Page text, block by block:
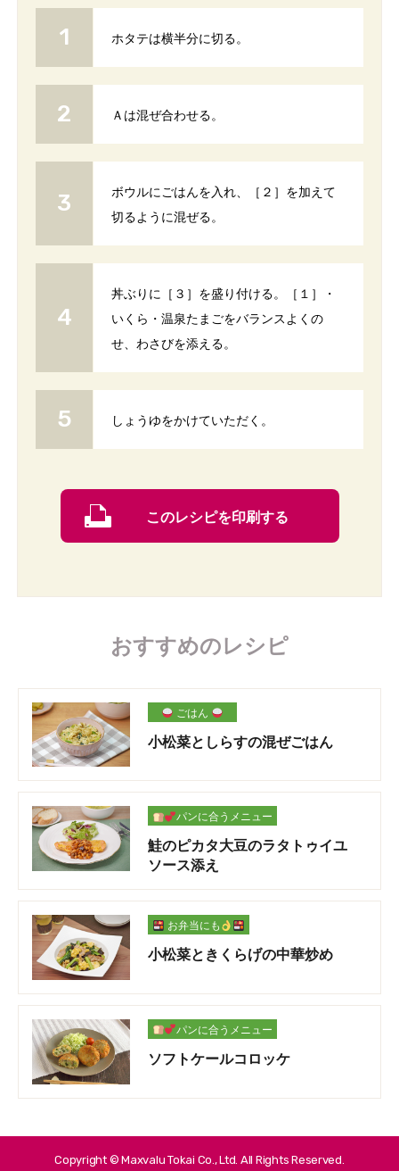
ホタテは横半分に切る。
Ａは混ぜ合わせる。
ボウルにごはんを入れ、［２］を加えて
切るように混ぜる。
丼ぶりに［３］を盛り付ける。［１］・
いくら・温泉たまごをバランスよくの
せ、わさびを添える。
しょうゆをかけていただく。
このレシピを印刷する
おすすめのレシピ
ごはん
小松菜としらすの混ぜごはん
パンに合うメニュー
鮭のピカタ大豆のラタトゥイユ
ソース添え
お弁当にも
小松菜ときくらげの中華炒め
パンに合うメニュー
ソフトケールコロッケ
Copyright © Maxvalu Tokai Co., Ltd. All Rights Reserved.